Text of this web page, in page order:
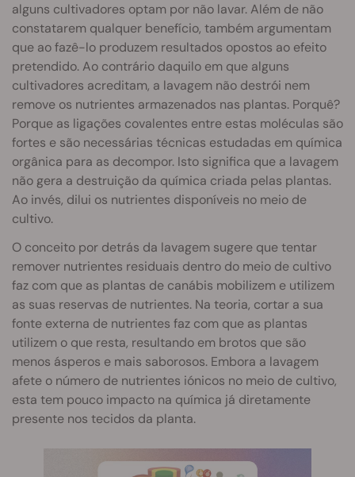
alguns cultivadores optam por não lavar. Além de não
constatarem qualquer benefício, também argumentam
que ao fazê-lo produzem resultados opostos ao efeito
pretendido. Ao contrário daquilo em que alguns
cultivadores acreditam, a lavagem não destrói nem
remove os nutrientes armazenados nas plantas. Porquê?
Porque as ligações covalentes entre estas moléculas são
fortes e são necessárias técnicas estudadas em química
orgânica para as decompor. Isto significa que a lavagem
não gera a destruição da química criada pelas plantas.
Ao invés, dilui os nutrientes disponíveis no meio de
cultivo.
O conceito por detrás da lavagem sugere que tentar
remover nutrientes residuais dentro do meio de cultivo
faz com que as plantas de canábis mobilizem e utilizem
as suas reservas de nutrientes. Na teoria, cortar a sua
fonte externa de nutrientes faz com que as plantas
utilizem o que resta, resultando em brotos que são
menos ásperos e mais saborosos. Embora a lavagem
afete o número de nutrientes iónicos no meio de cultivo,
esta tem pouco impacto na química já diretamente
presente nos tecidos da planta.